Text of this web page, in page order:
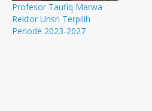
Profesor Taufiq Marwa
Rektor Unsri Terpilih
Periode 2023-2027